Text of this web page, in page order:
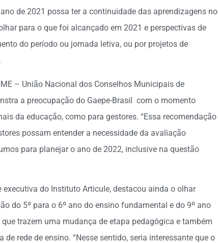
de 2021 possa ter a continuidade das aprendizagens no
para o que foi alcançado em 2021 e perspectivas de
do período ou jornada letiva, ou por projetos de
– União Nacional dos Conselhos Municipais de
a preocupação do Gaepe-Brasil com o momento
da educação, como para gestores. “Essa recomendação
possam entender a necessidade da avaliação
para planejar o ano de 2022, inclusive na questão
executiva do Instituto Articule, destacou ainda o olhar
do 5º para o 6º ano do ensino fundamental e do 9º ano
trazem uma mudança de etapa pedagógica e também
rede de ensino. “Nesse sentido, seria interessante que o